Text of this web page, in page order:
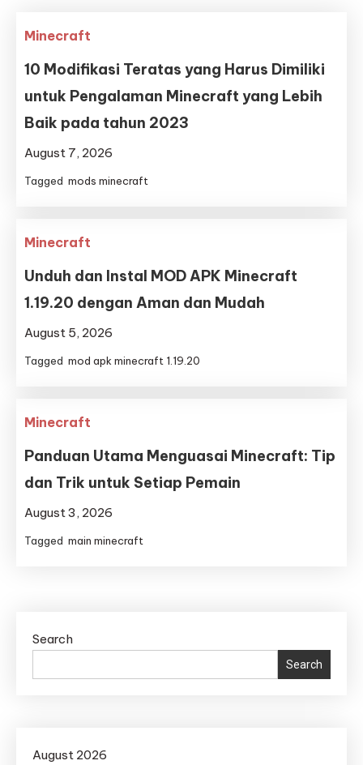
Minecraft
10 Modifikasi Teratas yang Harus Dimiliki
untuk Pengalaman Minecraft yang Lebih
Baik pada tahun 2023
August 7, 2026
Tagged mods minecraft
Minecraft
Unduh dan Instal MOD APK Minecraft
1.19.20 dengan Aman dan Mudah
August 5, 2026
Tagged mod apk minecraft 1.19.20
Minecraft
Panduan Utama Menguasai Minecraft: Tip
dan Trik untuk Setiap Pemain
August 3, 2026
Tagged main minecraft
Search
Search
August 2026